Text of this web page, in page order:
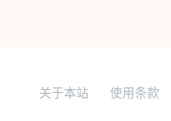
关于本站 使用条款